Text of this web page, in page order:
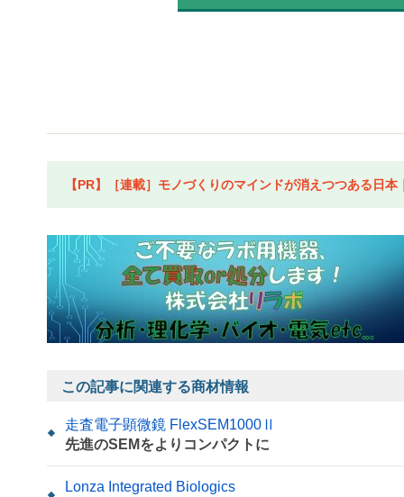
【PR】［連載］モノづくりのマインドが消えつつある日
この記事に関連する商材情報
走査電子顕微鏡 FlexSEM1000Ⅱ
先進のSEMをよりコンパクトに
Lonza Integrated Biologics